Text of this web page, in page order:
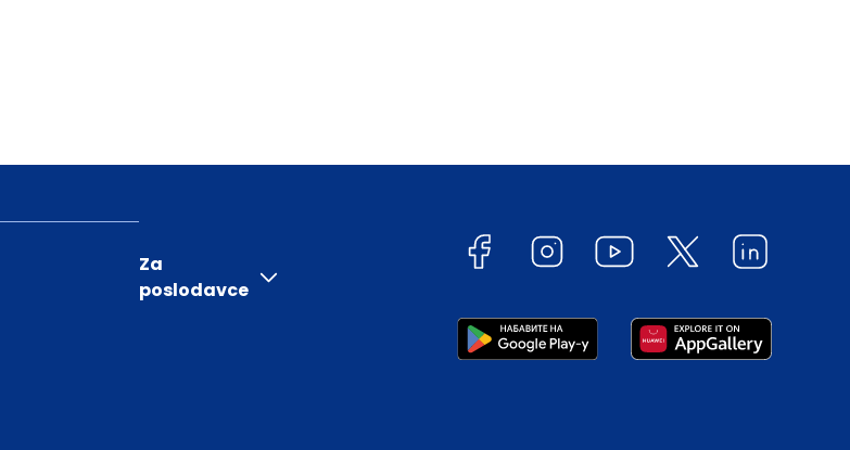
Za
poslodavce